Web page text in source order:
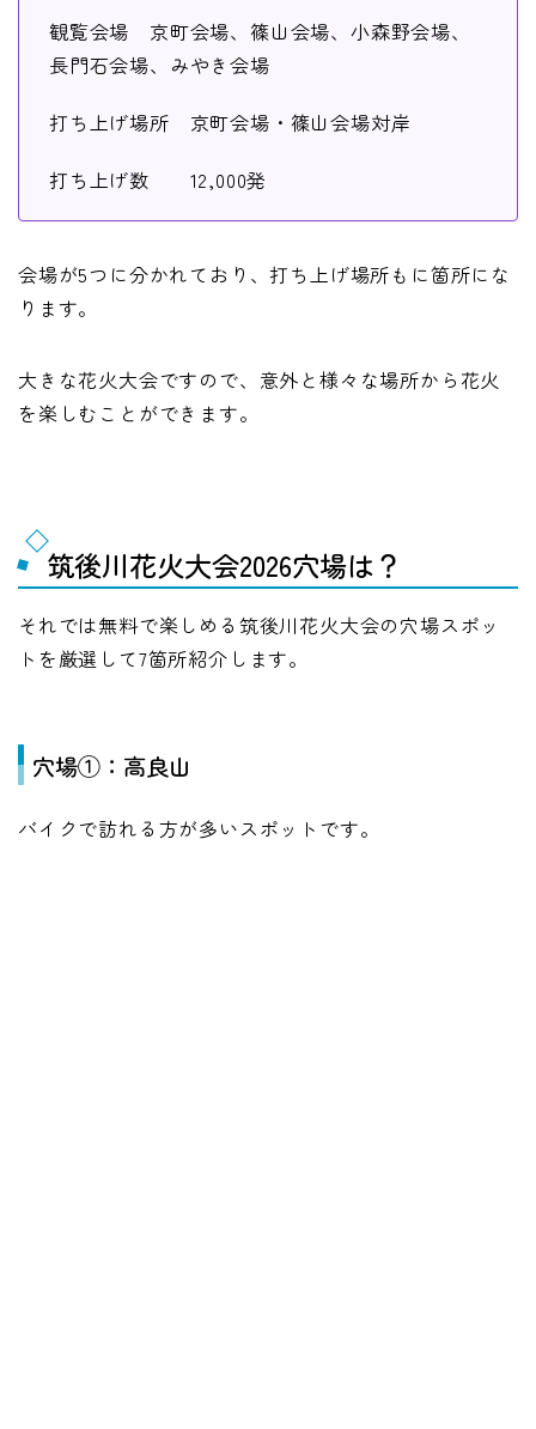
観覧会場 京町会場、篠山会場、小森野会場、
長門石会場、みやき会場
打ち上げ場所 京町会場・篠山会場対岸
打ち上げ数 12,000発
会場が5つに分かれており、打ち上げ場所もに箇所にな
ります。
大きな花火大会ですので、意外と様々な場所から花火
を楽しむことができます。
筑後川花火大会2026穴場は？
それでは無料で楽しめる筑後川花火大会の穴場スポッ
トを厳選して7箇所紹介します。
穴場①：高良山
バイクで訪れる方が多いスポットです。